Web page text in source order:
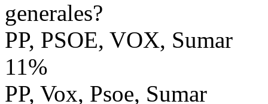
generales?
PP, PSOE, VOX, Sumar
11%
PP, Vox, Psoe, Sumar